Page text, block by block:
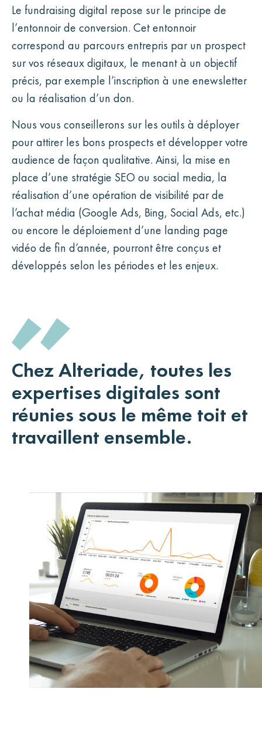
Le fundraising digital repose sur le principe de
l’entonnoir de conversion. Cet entonnoir
correspond au parcours entrepris par un prospect
sur vos réseaux digitaux, le menant à un objectif
précis, par exemple l’inscription à une enewsletter
ou la réalisation d’un don.
Nous vous conseillerons sur les outils à déployer
pour attirer les bons prospects et développer votre
audience de façon qualitative. Ainsi, la mise en
place d’une stratégie SEO ou social media, la
réalisation d’une opération de visibilité par de
l’achat média (Google Ads, Bing, Social Ads, etc.)
ou encore le déploiement d’une landing page
vidéo de fin d’année, pourront être conçus et
développés selon les périodes et les enjeux.
Chez Alteriade, toutes les
expertises digitales sont
réunies sous le même toit et
travaillent ensemble.